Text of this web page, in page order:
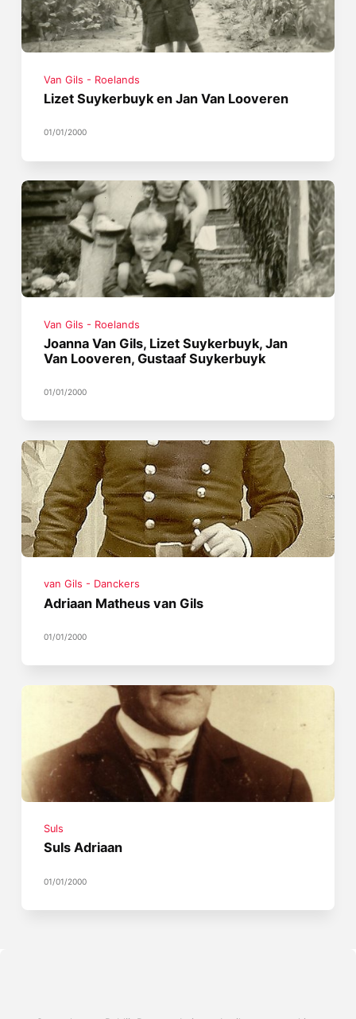
Van Gils - Roelands
Lizet Suykerbuyk en Jan Van Looveren
01/01/2000
Van Gils - Roelands
Joanna Van Gils, Lizet Suykerbuyk, Jan
Van Looveren, Gustaaf Suykerbuyk
01/01/2000
van Gils - Danckers
Adriaan Matheus van Gils
01/01/2000
Suls
Suls Adriaan
01/01/2000